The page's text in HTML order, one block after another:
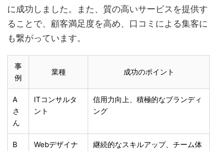
に成功しました。また、質の高いサービスを提供す
ることで、顧客満足度を高め、口コミによる集客に
も繋がっています。
事
例
業種 成功のポイント
A
さ
ん
ITコンサルタ
ント
信用力向上、積極的なブランディ
ング
B
Webデザイナ
継続的なスキルアップ、チーム体